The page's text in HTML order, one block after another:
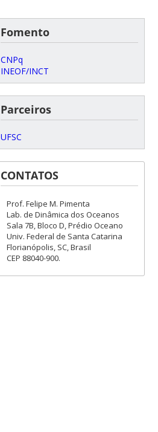
Fomento
CNPq
INEOF/INCT
Parceiros
UFSC
CONTATOS
Prof. Felipe M. Pimenta
Lab. de Dinâmica dos Oceanos
Sala 7B, Bloco D, Prédio Oceano
Univ. Federal de Santa Catarina
Florianópolis, SC, Brasil
CEP 88040-900.